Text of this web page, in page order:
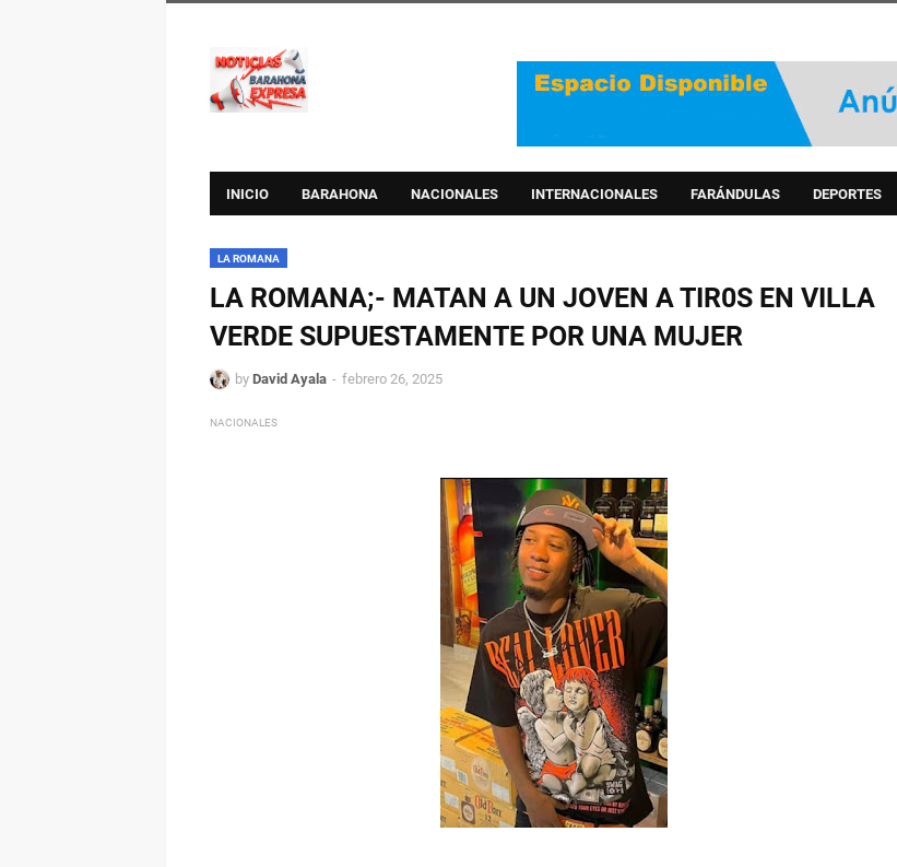
INICIO BARAHONA NACIONALES INTERNACIONALES FARÁNDULAS DEPORTES
LA ROMANA
LA ROMANA;- MATAN A UN JOVEN A TIR0S EN VILLA
VERDE SUPUESTAMENTE POR UNA MUJER
by David Ayala febrero 26, 2025
NACIONALES